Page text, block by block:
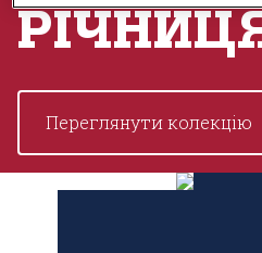
Переглянути колекцію